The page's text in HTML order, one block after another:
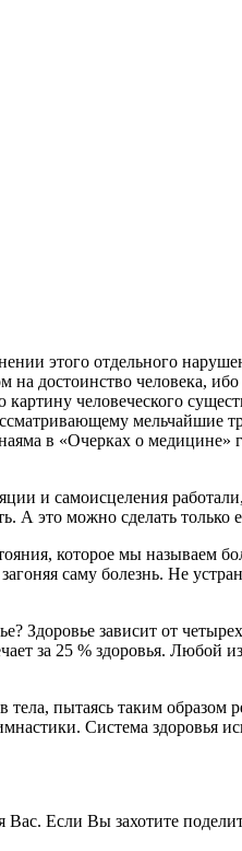
этого отдельного
достоинство человека,
человеческого
мельчайшие
в «Очерках о медицине»
и самоисцеления
А это можно сделать
которое мы
саму болезнь. Не
Здоровье зависит от
за 25 % здоровья. Любой
тела, пытаясь таким
Система здоровья
Если Вы захотите